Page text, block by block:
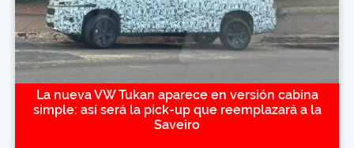
La nueva VW Tukan aparece en versión cabina
simple: así será la pick-up que reemplazará a la
Saveiro